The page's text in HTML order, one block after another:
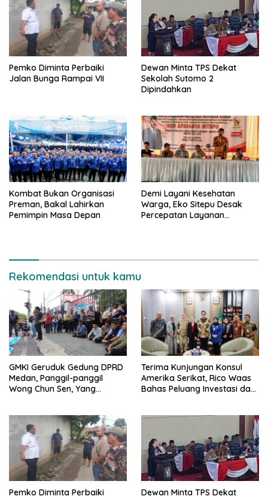
Pemko Diminta Perbaiki
Jalan Bunga Rampai VII
Dewan Minta TPS Dekat
Sekolah Sutomo 2
Dipindahkan
Kombat Bukan Organisasi
Preman, Bakal Lahirkan
Pemimpin Masa Depan
Demi Layani Kesehatan
Warga, Eko Sitepu Desak
Percepatan Layanan
Rekomendasi untuk kamu
GMKI Geruduk Gedung DPRD
Medan, Panggil-panggil
Wong Chun Sen, Yang
Terima Kunjungan Konsul
Amerika Serikat, Rico Waas
Bahas Peluang Investasi dan
Pemko Diminta Perbaiki
Dewan Minta TPS Dekat